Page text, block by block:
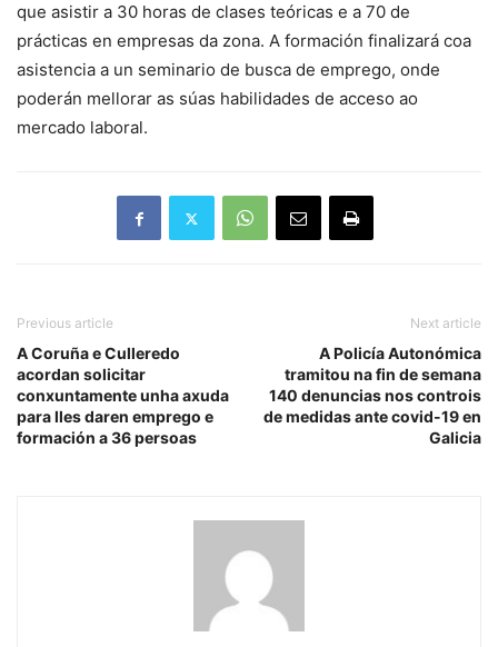
que asistir a 30 horas de clases teóricas e a 70 de
prácticas en empresas da zona. A formación finalizará coa
asistencia a un seminario de busca de emprego, onde
poderán mellorar as súas habilidades de acceso ao
mercado laboral.
Previous article
A Coruña e Culleredo
acordan solicitar
conxuntamente unha axuda
para lles daren emprego e
formación a 36 persoas
Next article
A Policía Autonómica
tramitou na fin de semana
140 denuncias nos controis
de medidas ante covid-19 en
Galicia